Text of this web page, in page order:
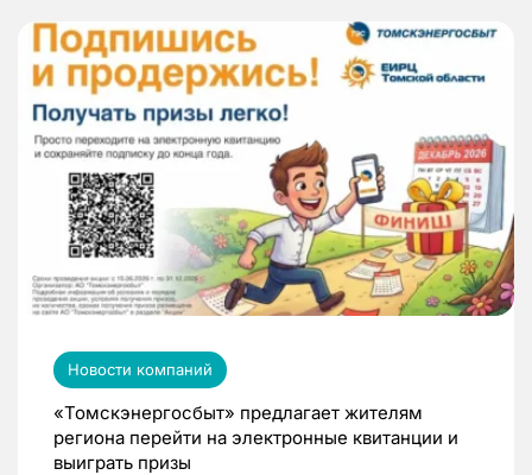
Новости компаний
«Томскэнергосбыт» предлагает жителям
региона перейти на электронные квитанции и
выиграть призы